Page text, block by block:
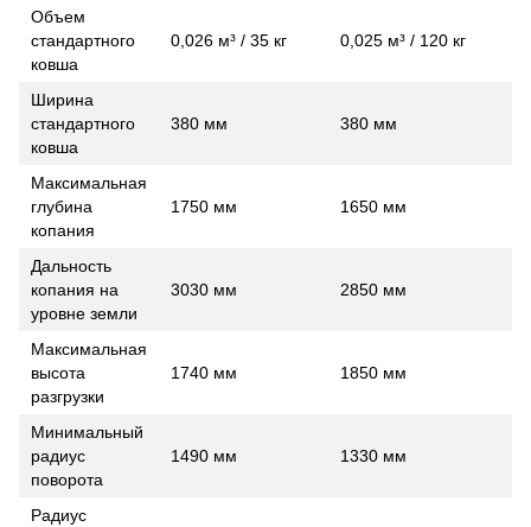
Объем
стандартного
ковша
0,026 м³ / 35 кг 0,025 м³ / 120 кг
Ширина
стандартного
ковша
380 мм 380 мм
Максимальная
глубина
копания
1750 мм 1650 мм
Дальность
копания на
уровне земли
3030 мм 2850 мм
Максимальная
высота
разгрузки
1740 мм 1850 мм
Минимальный
радиус
поворота
1490 мм 1330 мм
Радиус